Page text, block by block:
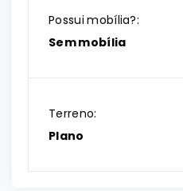
Possui mobília?:
Sem mobília
Terreno:
Plano